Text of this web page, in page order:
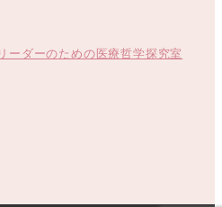
ーダーのための医療哲学探究室